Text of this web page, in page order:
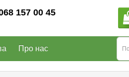
157 00 45
Про нас